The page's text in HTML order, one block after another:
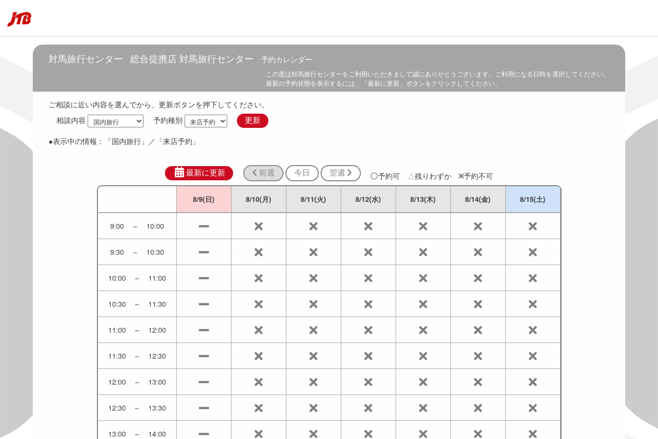
対馬旅行センター 総合提携店 対馬旅行センター 予約カレンダー
この度は対馬旅行センターをご利用いただきまして誠にありがとうございます。ご利用になる日時を選択してください。
最新の予約状態を表示するには、「最新に更新」ボタンをクリックしてください。
ご相談に近い内容を選んでから、更新ボタンを押下してください。
相談内容
予約種別 更新
●表示中の情報： 「国内旅行」 ／「来店予約」
最新に更新 前週 今日 翌週 予約可 △残りわずか 予約不可
8/9(日) 8/10(月) 8/11(火) 8/12(水) 8/13(木) 8/14(金) 8/15(土)
5:30 ～ 6:30
7:00 ～ 8:00
7:30 ～ 8:30
9:00 ～ 10:00
9:30 ～ 10:30
10:00 ～ 11:00
10:30 ～ 11:30
11:00 ～ 12:00
11:30 ～ 12:30
12:00 ～ 13:00
12:30 ～ 13:30
13:00 ～ 14:00